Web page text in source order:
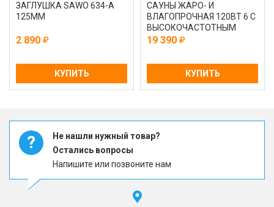
ЗАГЛУШКА SAWO 634-А
125ММ
2 890
КУПИТЬ
САУНЫ ЖАРО- И
ВЛАГОПРОЧНАЯ 120ВТ 6 С
ВЫСОКОЧАСТОТНЫМ
ИЗЛУЧАТЕЛЕМ 970-D
19 390
КУПИТЬ
?
Не нашли нужный товар?
Остались вопросы
Напишите или позвоните нам